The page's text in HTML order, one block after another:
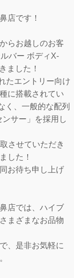
店です！
らお越しのお客
バー ボディX-
ました！
たエントリー向け
に搭載されてい
く、一般的な配列
サー」を採用し
させていただき
した！
お待ち申し上げ
店では、ハイブ
まざまなお品物
、是非お気軽に